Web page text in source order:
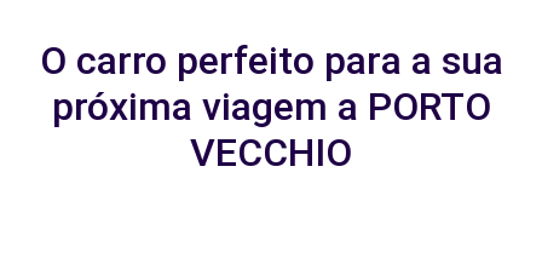
O carro perfeito para a sua
próxima viagem a PORTO
VECCHIO